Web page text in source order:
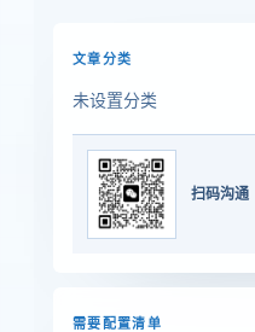
文章分类
未设置分类
扫码沟通
需要配置清单